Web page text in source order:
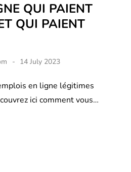
QUI PAIENT
QUI PAIENT
14 July 2023
en ligne légitimes
ici comment vous…